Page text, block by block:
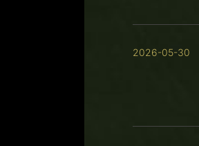
2026-05-30